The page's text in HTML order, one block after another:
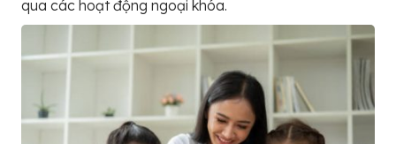
qua các hoạt động ngoại khóa.